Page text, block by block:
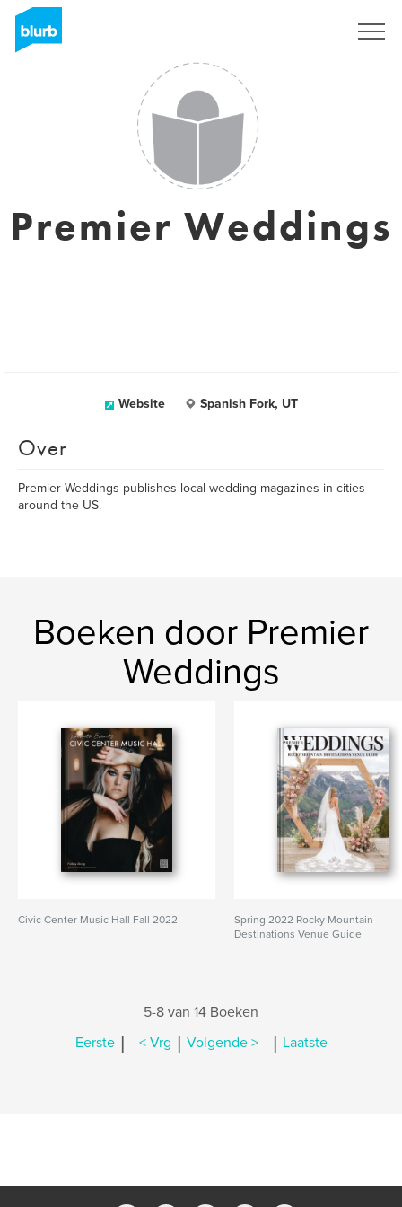
Premier Weddings
Website Spanish Fork, UT
Over
Premier Weddings publishes local wedding magazines in cities
around the US.
Boeken door Premier
Weddings
Civic Center Music Hall Fall 2022
Spring 2022 Rocky Mountain
Destinations Venue Guide
5-8 van 14 Boeken
Eerste | < Vrg | Volgende > | Laatste